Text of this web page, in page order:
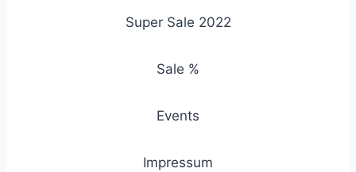
Super Sale 2022
Sale %
Events
Impressum